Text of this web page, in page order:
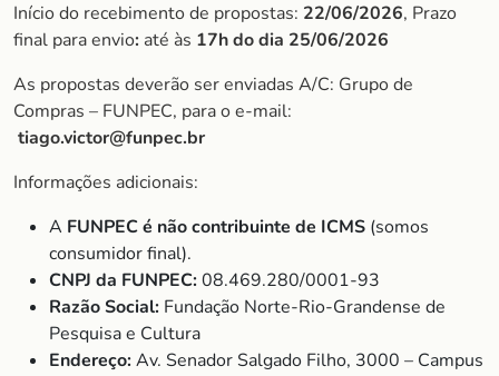
Início do recebimento de propostas: 22/06/2026, Prazo
final para envio: até às 17h do dia 25/06/2026
As propostas deverão ser enviadas A/C: Grupo de
Compras – FUNPEC, para o e-mail:
tiago.victor@funpec.br
Informações adicionais:
A FUNPEC é não contribuinte de ICMS (somos
consumidor final).
CNPJ da FUNPEC:08.469.280/0001-93
Razão Social: Fundação Norte-Rio-Grandense de
Pesquisa e Cultura
Endereço:Av. Senador Salgado Filho, 3000 – Campus